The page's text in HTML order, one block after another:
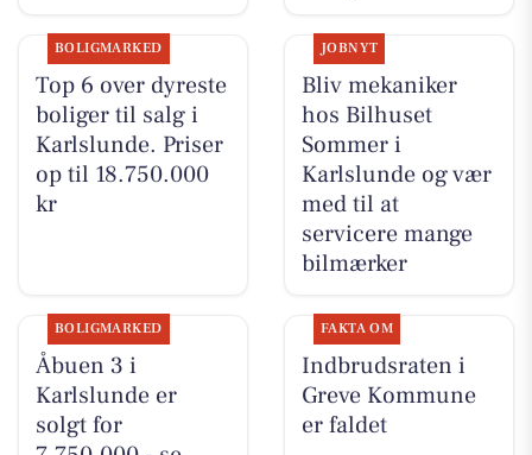
BOLIGMARKED
Top 6 over dyreste
boliger til salg i
Karlslunde. Priser
op til 18.750.000
kr
JOBNYT
Bliv mekaniker
hos Bilhuset
Sommer i
Karlslunde og vær
med til at
servicere mange
bilmærker
BOLIGMARKED
Åbuen 3 i
Karlslunde er
solgt for
FAKTA OM
Indbrudsraten i
Greve Kommune
er faldet